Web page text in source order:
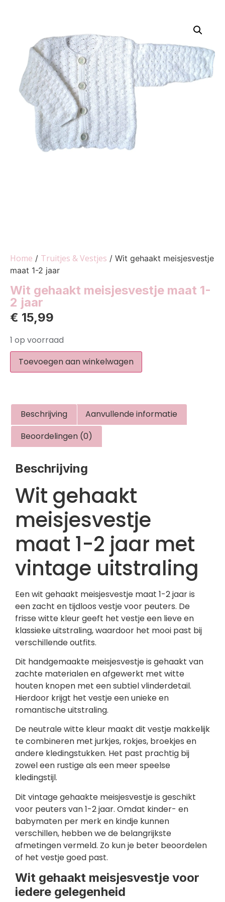
Home / Truitjes & Vestjes / Wit gehaakt meisjesvestje
maat 1-2 jaar
Wit gehaakt meisjesvestje maat 1-
2 jaar
€ 15,99
1 op voorraad
Toevoegen aan winkelwagen
Beschrijving
Aanvullende informatie
Beoordelingen (0)
Beschrijving
Wit gehaakt
meisjesvestje
maat 1-2 jaar met
vintage uitstraling
Een wit gehaakt meisjesvestje maat 1-2 jaar is
een zacht en tijdloos vestje voor peuters. De
frisse witte kleur geeft het vestje een lieve en
klassieke uitstraling, waardoor het mooi past bij
verschillende outfits.
Dit handgemaakte meisjesvestje is gehaakt van
zachte materialen en afgewerkt met witte
houten knopen met een subtiel vlinderdetail.
Hierdoor krijgt het vestje een unieke en
romantische uitstraling.
De neutrale witte kleur maakt dit vestje makkelijk
te combineren met jurkjes, rokjes, broekjes en
andere kledingstukken. Het past prachtig bij
zowel een rustige als een meer speelse
kledingstijl.
Dit vintage gehaakte meisjesvestje is geschikt
voor peuters van 1-2 jaar. Omdat kinder- en
babymaten per merk en kindje kunnen
verschillen, hebben we de belangrijkste
afmetingen vermeld. Zo kun je beter beoordelen
of het vestje goed past.
Wit gehaakt meisjesvestje voor
iedere gelegenheid